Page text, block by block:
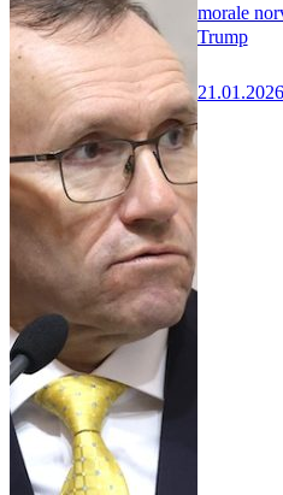
morale
Trump
21.01.2026